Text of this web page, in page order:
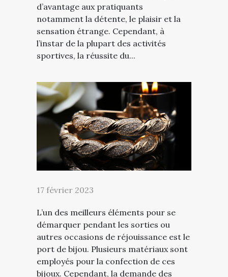
d’avantage aux pratiquants
notamment la détente, le plaisir et la
sensation étrange. Cependant, à
l’instar de la plupart des activités
sportives, la réussite du...
17 février 2023
L’un des meilleurs éléments pour se
démarquer pendant les sorties ou
autres occasions de réjouissance est le
port de bijou. Plusieurs matériaux sont
employés pour la confection de ces
bijoux. Cependant, la demande des